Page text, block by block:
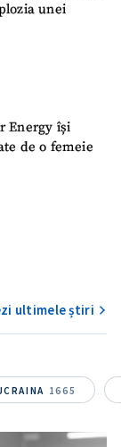
unei
Energy își
de o femeie
ultimele știri
1665